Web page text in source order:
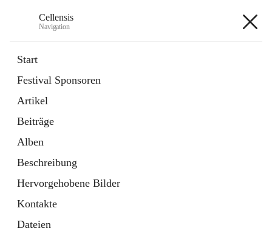
Cellensis
Navigation
Start
Festival Sponsoren
Artikel
Beiträge
Alben
Beschreibung
Hervorgehobene Bilder
Kontakte
Dateien
Festival Sponsoren